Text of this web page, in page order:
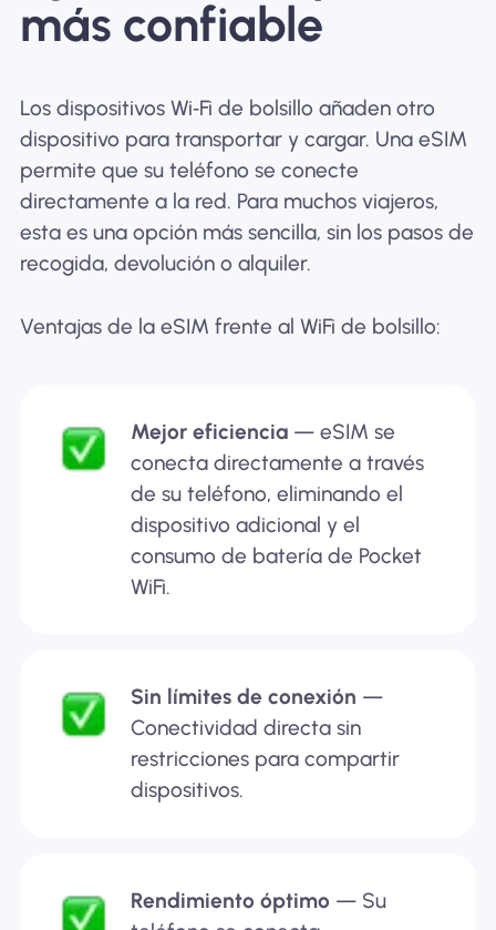
más confiable
Los dispositivos Wi‑Fi de bolsillo añaden otro
dispositivo para transportar y cargar. Una eSIM
permite que su teléfono se conecte
directamente a la red. Para muchos viajeros,
esta es una opción más sencilla, sin los pasos de
recogida, devolución o alquiler.
Ventajas de la eSIM frente al WiFi de bolsillo:
Mejor eficiencia — eSIM se
conecta directamente a través
de su teléfono, eliminando el
dispositivo adicional y el
consumo de batería de Pocket
WiFi.
Sin límites de conexión —
Conectividad directa sin
restricciones para compartir
dispositivos.
Rendimiento óptimo — Su